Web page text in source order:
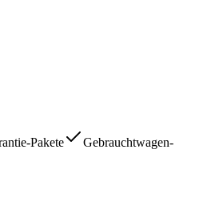
Pakete
Gebrauchtwagen-